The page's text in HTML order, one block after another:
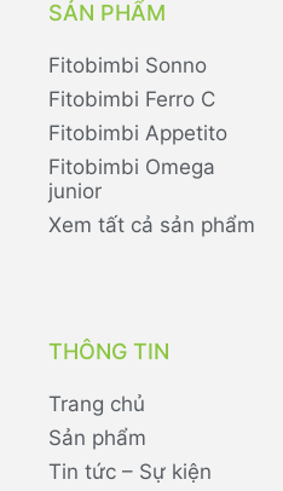
SẢN PHẨM
Fitobimbi Sonno
Fitobimbi Ferro C
Fitobimbi Appetito
Fitobimbi Omega
junior
Xem tất cả sản phẩm
THÔNG TIN
Trang chủ
Sản phẩm
Tin tức – Sự kiện